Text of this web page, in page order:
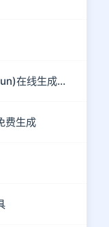
3分钟搞定防红链接！快缩短网址(suo.run)在线生成指南
费生成